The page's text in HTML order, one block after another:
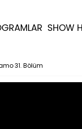
SHOW
31. Bölüm